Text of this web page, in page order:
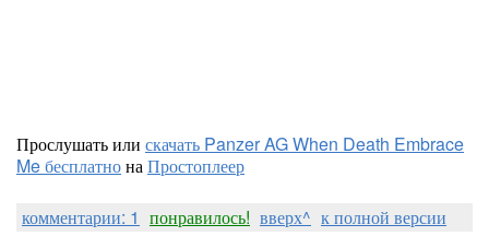
Прослушать или скачать Panzer AG When Death Embrace
Me бесплатнонаПростоплеер
комментарии: 1 понравилось! вверх^ к полной версии